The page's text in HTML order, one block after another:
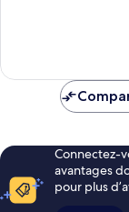
Connectez-
avantages
pour plus